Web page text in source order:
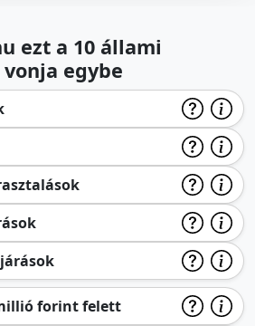
ezt a 10 állami
egybe
forint felett